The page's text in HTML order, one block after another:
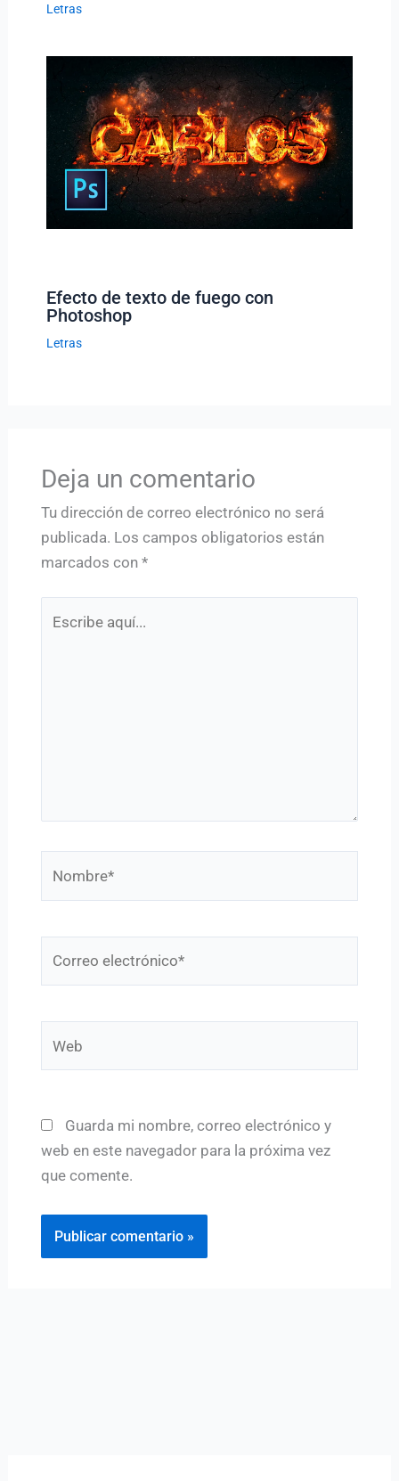
Letras
Efecto de texto de fuego con
Photoshop
Letras
Deja un comentario
Tu dirección de correo electrónico no será
publicada. Los campos obligatorios están
marcados con *
Guarda mi nombre, correo electrónico y
web en este navegador para la próxima vez
que comente.